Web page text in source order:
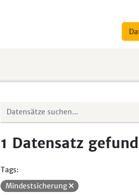
1 Datensatz
Tags:
Mindestsicherung